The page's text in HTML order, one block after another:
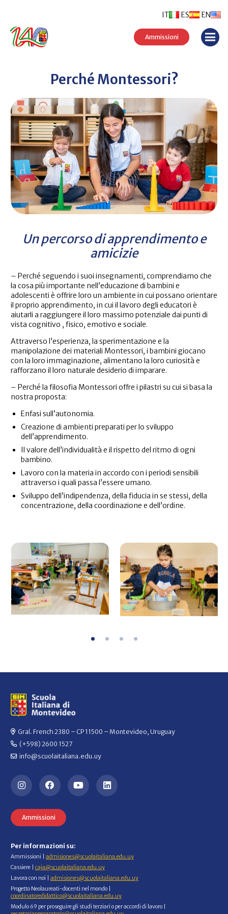
ES EN
IT
Ammissioni
Perché Montessori?
Un percorso di apprendimento e
amicizie
– Perché seguendo i suoi insegnamenti, comprendiamo che
la cosa più importante nell’educazione di bambini e
adolescenti è offrire loro un ambiente in cui possano orientare
il proprio apprendimento, in cui il lavoro degli educatori è
aiutarli a raggiungere il loro massimo potenziale dai punti di
vista cognitivo , fisico, emotivo e sociale.
Attraverso l’esperienza, la sperimentazione e la
manipolazione dei materiali Montessori, i bambini giocano
con la loro immaginazione, alimentano la loro curiosità e
rafforzano il loro naturale desiderio di imparare.
– Perché la filosofia Montessori offre i pilastri su cui si basa la
nostra proposta:
Enfasi sull’autonomia.
Creazione di ambienti preparati per lo sviluppo
dell’apprendimento.
Il valore dell’individualità e il rispetto del ritmo di ogni
bambino.
Lavoro con la materia in accordo con i periodi sensibili
attraverso i quali passa l’essere umano.
Sviluppo dell’indipendenza, della fiducia in se stessi, della
concentrazione, della coordinazione e dell’ordine.
Gral. French 2380 – CP 11500 – Montevideo, Uruguay
(+598) 2600 1527
info@scuolaitaliana.edu.uy
Ammissioni
Per informazioni su:
Ammissioni | admisiones@scuolaitaliana.edu.uy
Cassiere | caja@scuolaitaliana.edu.uy
Lavora con noi | admisiones@scuolaitaliana.edu.uy
Progetto Neolaureati-docenti nel mondo |
coordinatoredidattico@scuolaitaliana.edu.uy
Modulo 69 per proseguire gli studi terziari o per accordi di lavoro |